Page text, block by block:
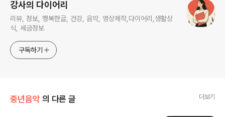
강사의 다이어리
리뷰, 정보, 행복한글, 건강, 음악, 영상제작,다이어리,생활상
식, 세금정보
구독하기
중년음악 의 다른 글 더보기